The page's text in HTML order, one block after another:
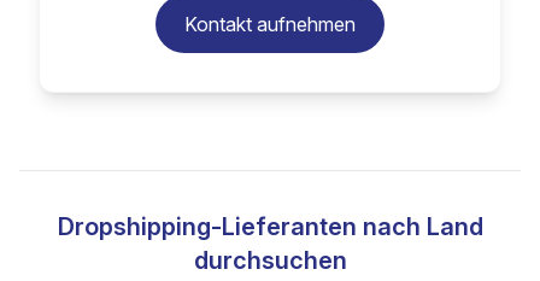
Kontakt aufnehmen
Dropshipping-Lieferanten nach Land
durchsuchen